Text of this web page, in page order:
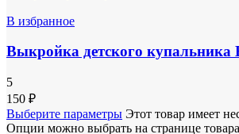
В избранное
Выкройка детского купальника
5
150 ₽
Выберите параметры Этот товар имеет
Опции можно выбрать на странице